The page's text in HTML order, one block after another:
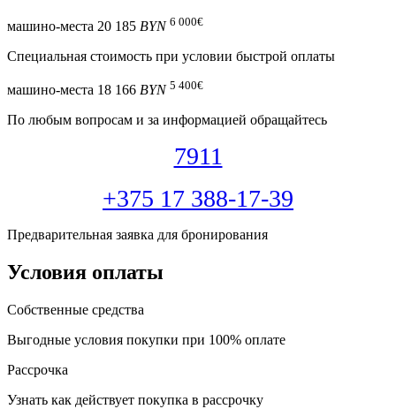
машино-места 20 185 BYN 6 000€
Специальная cтоимость при условии быстрой оплаты
машино-места 18 166 BYN 5 400€
По любым вопросам и за информацией обращайтесь
7911
+375 17 388-17-39
Предварительная заявка для бронирования
Условия оплаты
Собственные средства
Выгодные условия покупки при 100% оплате
Рассрочка
Узнать как действует покупка в рассрочку